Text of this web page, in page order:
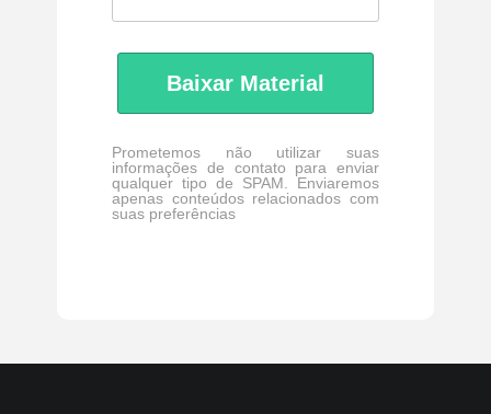
Baixar Material
Prometemos não utilizar suas
informações de contato para enviar
qualquer tipo de SPAM. Enviaremos
apenas conteúdos relacionados com
suas preferências